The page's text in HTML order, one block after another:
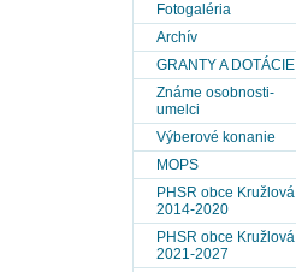
Fotogaléria
Archív
GRANTY A DOTÁCIE
Známe osobnosti-
umelci
Výberové konanie
MOPS
PHSR obce Kružlová
2014-2020
PHSR obce Kružlová
2021-2027